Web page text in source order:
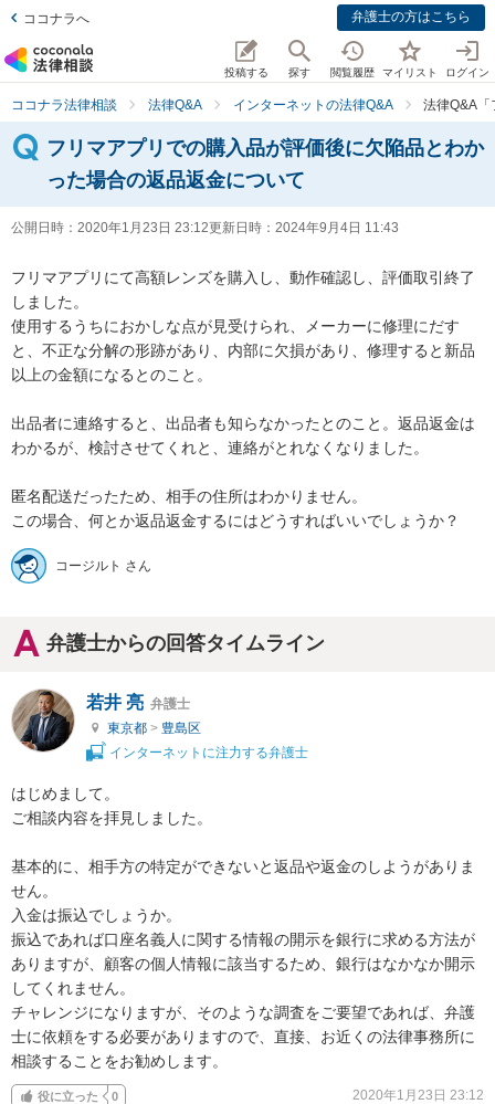
ココナラへ 弁護士の方はこちら
投稿する 探す 閲覧履歴 マイリスト ログイン
ココナラ法律相談 法律Q&A インターネットの法律Q&A 法律Q&A
フリマアプリでの購入品が評価後に欠陥品とわか
った場合の返品返金について
公開日時： 2020年1月23日 23:12更新日時： 2024年9月4日 11:43
フリマアプリにて高額レンズを購入し、動作確認し、評価取引終了
しました。
使用するうちにおかしな点が見受けられ、メーカーに修理にだす
と、不正な分解の形跡があり、内部に欠損があり、修理すると新品
以上の金額になるとのこと。
出品者に連絡すると、出品者も知らなかったとのこと。返品返金は
わかるが、検討させてくれと、連絡がとれなくなりました。
匿名配送だったため、相手の住所はわかりません。
この場合、何とか返品返金するにはどうすればいいでしょうか？
コージルト さん
弁護士からの回答タイムライン
若井 亮 弁護士
東京都 > 豊島区
インターネットに注力する弁護士
はじめまして。
ご相談内容を拝見しました。
基本的に、相手方の特定ができないと返品や返金のしようがありま
せん。
入金は振込でしょうか。
振込であれば口座名義人に関する情報の開示を銀行に求める方法が
ありますが、顧客の個人情報に該当するため、銀行はなかなか開示
してくれません。
チャレンジになりますが、そのような調査をご要望であれば、弁護
士に依頼をする必要がありますので、直接、お近くの法律事務所に
相談することをお勧めします。
役に立った 0 2020年1月23日 23:12